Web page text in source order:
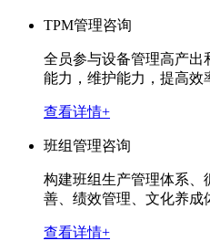
TPM管理咨询
全员参与设备管理高产出
能力，维护能力，提高效
查看详情+
班组管理咨询
构建班组生产管理体系、
善、绩效管理、文化养成
查看详情+